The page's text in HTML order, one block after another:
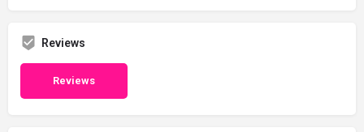
Reviews
Reviews